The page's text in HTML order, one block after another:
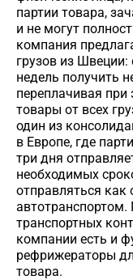
партии товара,
и не могут
компания
грузов из
недель получить
переплачивая при
товары от всех
один из
в Европе, где
три дня
необходимых
отправляться как
автотранспортом.
транспортных
компании есть и
рефрижераторы
товара.